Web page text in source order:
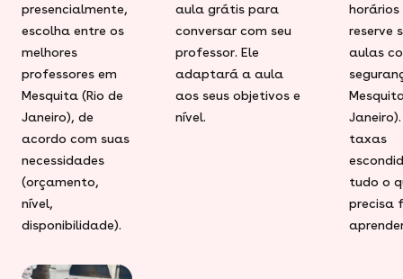
presencialmente,
escolha entre os
melhores
professores em
Mesquita (Rio de
Janeiro), de
acordo com suas
necessidades
(orçamento,
nível,
disponibilidade).
aula grátis para
conversar com seu
professor. Ele
adaptará a aula
aos seus objetivos e
nível.
horários
reserve
aulas
Janeiro).
taxas
tudo o
precisa